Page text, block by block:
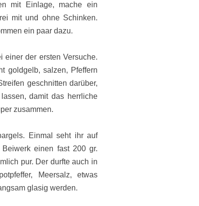
mit Einlage, mache ein
mit und ohne Schinken.
ein paar dazu.
einer der ersten Versuche.
goldgelb, salzen, Pfeffern
geschnitten darüber,
damit das herrliche
zusammen.
Einmal seht ihr auf
einen fast 200 gr.
pur. Der durfte auch in
Meersalz, etwas
glasig werden.